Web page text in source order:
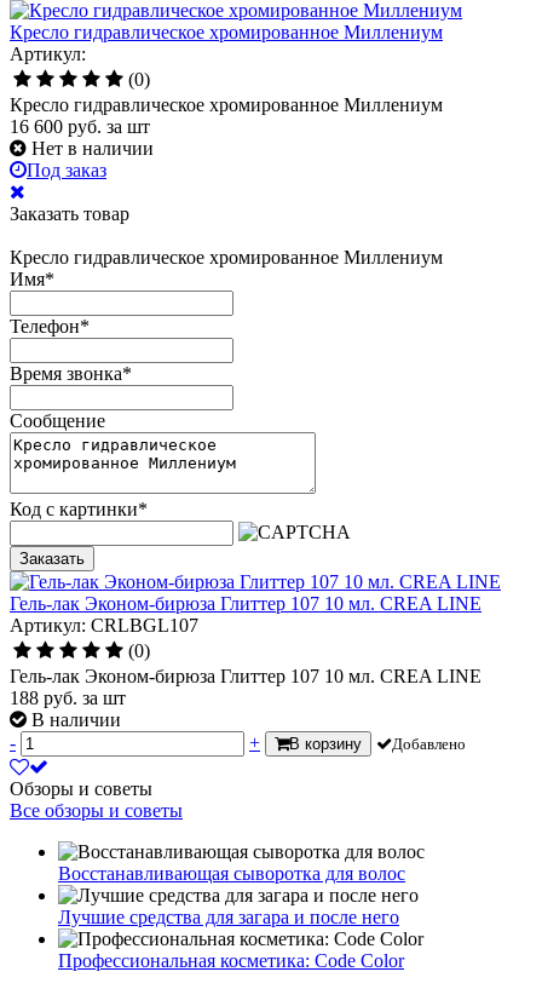
Кресло гидравлическое хромированное Миллениум
Артикул:
(0)
Кресло гидравлическое хромированное Миллениум
16 600 руб. за шт
Нет в наличии
Под заказ
Заказать товар
Кресло гидравлическое хромированное Миллениум
Имя*
Телефон*
Время звонка*
Сообщение
Код с картинки*
Заказать
Гель-лак Эконом-бирюза Глиттер 107 10 мл. CREA LINE
Артикул: CRLBGL107
(0)
Гель-лак Эконом-бирюза Глиттер 107 10 мл. CREA LINE
188 руб. за шт
В наличии
-
+ В корзину Добавлено
Обзоры и советы
Все обзоры и советы
Восстанавливающая сыворотка для волос
Лучшие средства для загара и после него
Профессиональная косметика: Code Color